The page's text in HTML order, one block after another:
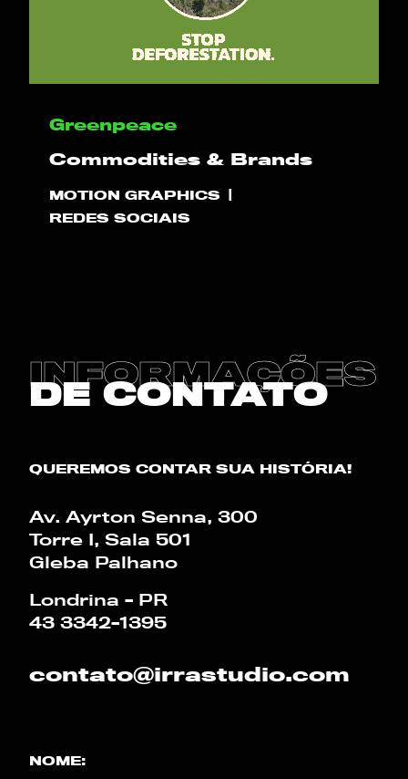
OLÁ
O QUE NÓS FAZEMOS
BLOG
PT EN
Greenpeace
Commodities & Brands
MOTION GRAPHICS
REDES SOCIAIS
INFORMAÇÕES
DE CONTATO
QUEREMOS CONTAR SUA HISTÓRIA!
Av. Ayrton Senna, 300
Torre I, Sala 501
Gleba Palhano
Londrina - PR
43 3342-1395
contato@irrastudio.com
NOME: